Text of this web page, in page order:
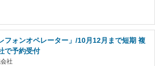
フォンオペレーター」/10月12月まで短期 複
で予約受付
社